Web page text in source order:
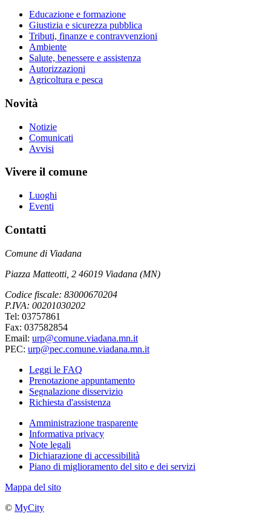
Educazione e formazione
Giustizia e sicurezza pubblica
Tributi, finanze e contravvenzioni
Ambiente
Salute, benessere e assistenza
Autorizzazioni
Agricoltura e pesca
Novità
Notizie
Comunicati
Avvisi
Vivere il comune
Luoghi
Eventi
Contatti
Comune di Viadana
Piazza Matteotti, 2 46019 Viadana (MN)
Codice fiscale: 83000670204
P.IVA: 00201030202
Tel: 03757861
Fax: 037582854
Email: urp@comune.viadana.mn.it
PEC: urp@pec.comune.viadana.mn.it
Leggi le FAQ
Prenotazione appuntamento
Segnalazione disservizio
Richiesta d'assistenza
Amministrazione trasparente
Informativa privacy
Note legali
Dichiarazione di accessibilità
Piano di miglioramento del sito e dei servizi
Mappa del sito
© MyCity